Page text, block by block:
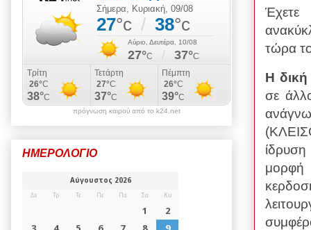
Έχετε
τώρα
Η
σε
πρόγνωση καιρού από το k24.net
ΗΜΕΡΟΛΟΓΙΟ